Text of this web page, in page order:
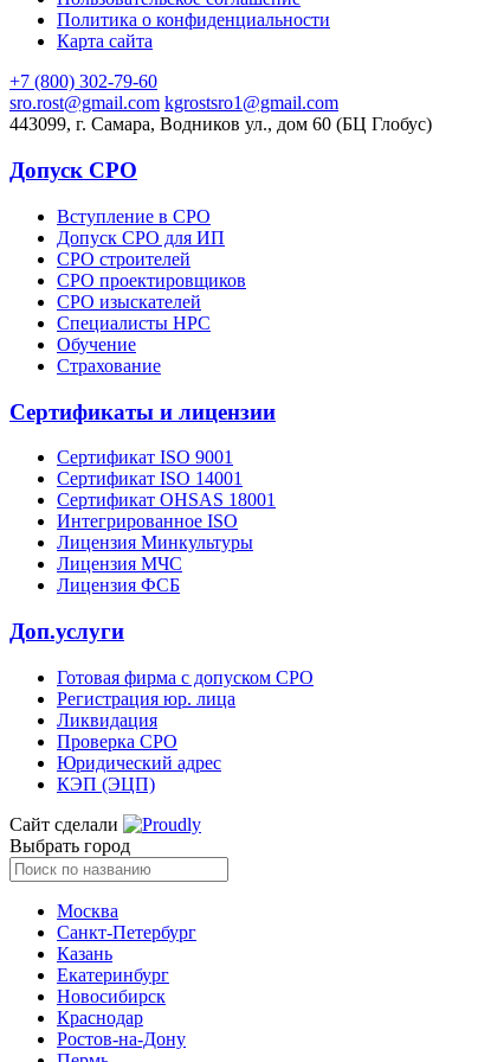
Политика о конфиденциальности
Карта сайта
+7 (800) 302-79-60
sro.rost@gmail.com kgrostsro1@gmail.com
443099, г. Самара, Водников ул., дом 60 (БЦ Глобус)
Допуск СРО
Вступление в СРО
Допуск СРО для ИП
СРО строителей
СРО проектировщиков
СРО изыскателей
Специалисты НРС
Обучение
Страхование
Сертификаты и лицензии
Сертификат ISO 9001
Сертификат ISO 14001
Сертификат OHSAS 18001
Интегрированное ISO
Лицензия Минкультуры
Лицензия МЧС
Лицензия ФСБ
Доп.услуги
Готовая фирма с допуском СРО
Регистрация юр. лица
Ликвидация
Проверка СРО
Юридический адрес
КЭП (ЭЦП)
Сайт сделали
Выбрать город
Москва
Санкт-Петербург
Казань
Екатеринбург
Новосибирск
Краснодар
Ростов-на-Дону